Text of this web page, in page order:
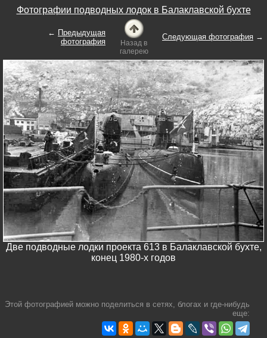
Фотографии подводных лодок в Балаклавской бухте
← Предыдущая
фотография
Назад в
галерею
Следующая фотография →
Две подводные лодки проекта 613 в Балаклавской бухте,
конец 1980-х годов
Этой фотографией можно поделиться в сетях, блогах и где-нибудь
еще: